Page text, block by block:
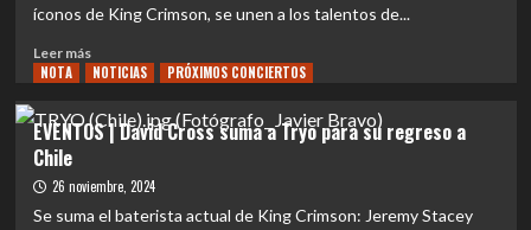
3»,
un
nuevo
de
su
conceptual
íconos de King Crimson, se unen a los talentos de...
Leer másLeer
más
EVENTOS
|
la
banda
NOTA NOTICIAS PRÓXIMOS CONCIERTOS
EVENTOS | David Cross suma a Tryo para su regreso a
Chile
26 noviembre, 2024
Se suma el baterista actual de King Crimson: Jeremy Stacey